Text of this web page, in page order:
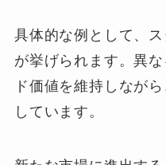
具体的な例として、
が挙げられます。異
ド価値を維持しなが
しています。